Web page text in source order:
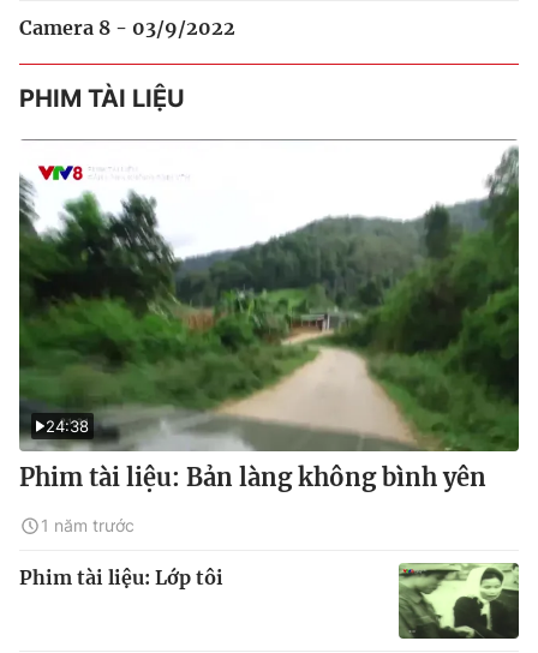
Camera 8 - 03/9/2022
PHIM TÀI LIỆU
24:38
Phim tài liệu: Bản làng không bình yên
1 năm trước
Phim tài liệu: Lớp tôi